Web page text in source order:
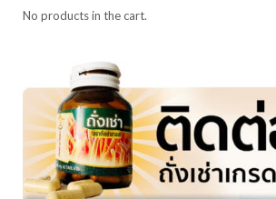
No products in the cart.